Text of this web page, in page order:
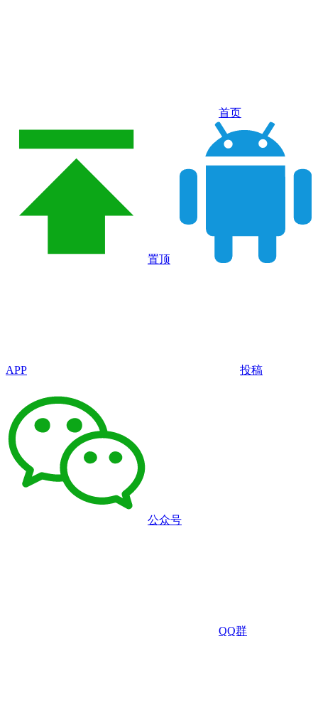
首页
置顶
APP 投稿
公众号
QQ群